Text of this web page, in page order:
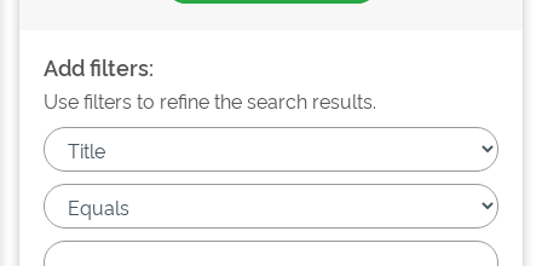
Add filters:
Use filters to refine the search results.